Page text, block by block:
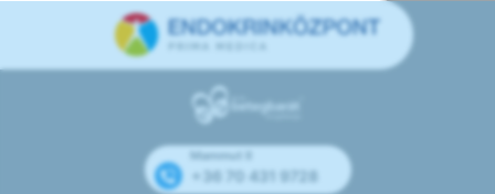
Mammut II
+36 70 431 9728